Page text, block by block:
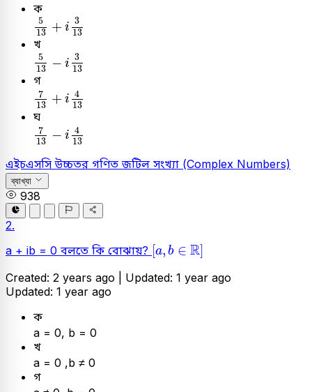
ক
5
13 + i 3
13
513 i313
খ
5
13 − i 3
13
513 3 13
গ
7
13 + i 4
13
713 413
ঘ
7
13 − i 4
13
713 4 13
এইচএসসিউচ্চতর গণিতজটিল সংখ্যা (Complex Numbers)
ব্যাখ্যা
938
2.
a + ib = 0 বলতে কি বোঝায়? [a, b ∈ R]
[a b ∈ ℝ]
Created: 2 years ago | Updated: 1 year ago
Updated: 1 year ago
ক
a = 0, b = 0
খ
a = 0 ,b ≠ 0
গ